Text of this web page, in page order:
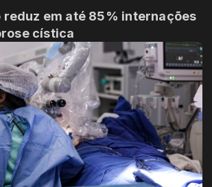
em até 85% internações
cística